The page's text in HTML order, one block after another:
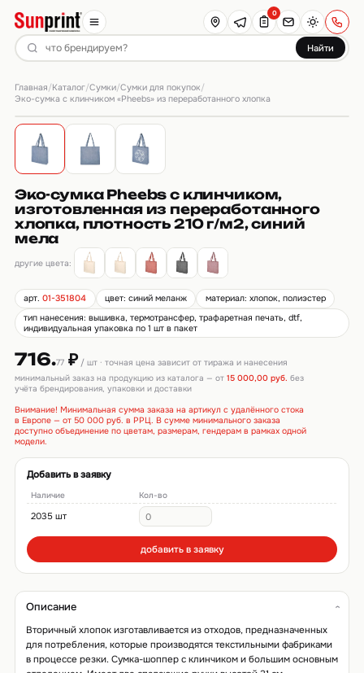
Найти
0
Главная/Каталог/Сумки/Сумки для покупок/
Эко-сумка с клинчиком «Pheebs» из переработанного хлопка
Эко-сумка Pheebs с клинчиком,
изготовленная из переработанного
хлопка, плотность 210 г/м2, синий
мела
другие цвета:
арт.01-351804 цвет: синий меланж
материал: хлопок, полиэстер
тип нанесения: вышивка, термотрансфер, трафаретная печать, dtf,
индивидуальная упаковка по 1 шт в пакет
716.77₽/ шт · точная цена зависит от тиража и нанесения
минимальный заказ на продукцию из каталога — от 15 000,00 руб. без
учёта брендирования, упаковки и доставки
Внимание! Минимальная сумма заказа на артикул с удалённого стока
в Европе — от 50 000 руб. в РРЦ. В сумме минимального заказа
доступно объединение по цветам, размерам, гендерам в рамках одной
модели.
Добавить в заявку
Наличие Кол-во
2035 шт
добавить в заявку
Описание
Вторичный хлопок изготавливается из отходов, предназначенных
для потребления, которые производятся текстильными фабриками
в процессе резки. Сумка-шоппер с клинчиком и большим основным